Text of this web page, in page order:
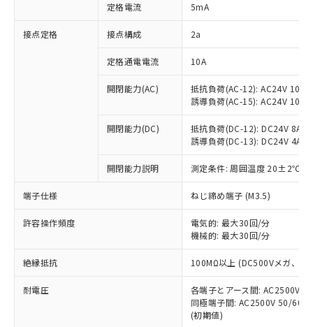
定格電流 5mA
接点定格 接点構成 2a
定格通電電流 10A
開閉能力(AC)
抵抗負荷(AC-12): AC24V 10A/
誘導負荷(AC-15): AC24V
開閉能力(DC)
抵抗負荷(DC-12): DC24V 8A/
誘導負荷(DC-13): DC24V 4A/
開閉能力説明 測定条件: 周囲温度 20±2℃、
端子仕様 ねじ締め端子 (M3.5)
許容操作頻度
電気的: 最大30回/分
機械的: 最大30回/分
絶縁抵抗 100MΩ以上 (DC500Vメガ、点
耐電圧
各端子とアース間: AC2500V
同極端子間: AC2500V 50/
(初期値)
ご利用条件
以下の条件をお読みいただき、同意のうえ
ご利用ください。
本サービスは、当社制御機器事業取扱
商品の当社在庫状況および標準価格
(税抜)を提供させていただくもので
当社制御機器事業取扱商品の中には、
本サービスの対象外となる商品もある
ことをご了承ください。
在庫状況および標準価格照会結果は、
記載している更新日時点での社内デー
タに基づき作成されるものであり、閲
覧された時点での実際の在庫および標
準価格とは異なる場合があることをご
対応済み：EU RoHS指令（10物質）の
非含有に対応した製品が提供可能な商品で
す。
対応予定：EU RoHS指令（10物質）の非含
有に対応した製品に切り替える予定のある
対応予定なし：EU RoHS指令（10物質）の
非含有に非対応の商品で、対応品を出す予
定はありません。
調査・確認中：EU RoHS指令（10物質）の
非含有の対応状況を調査中または確認中の
非該当品：ライセンス料など無形物で、有
害物質有無と関係のない商品です。
仕入先様の事情により、非含有部品として
いたものが、含有品と判明した場合などや
むを得ず変更することがあります。
六価クロム(Cr(Ⅵ)) 1000ppm以下、ポリ臭化ビフェニル
類(PBB) 1000ppm以下、ポリ臭化ジフェニルエーテル類
「○」：最大均質材料含有率が中国RoHSの
基準値以下であることを示します。
「×」：最大均質材料含有率が中国RoHSの
基準値を超えていることを示します。
「－」：未確認です。当社販売部門へお問
*中国RoHS10物質の基準値 (GB/T26572)：
Pb(鉛) :1000ppm、 Hg(水銀) : 1000ppm、 Cd(カドミウ
Cr(Ⅵ)(六価クロム) : 1000ppm、 PBBs(ポリ臭化ビフェ
当社は、これら貴社製品のうち、外国
為替および外国貿易法に定める商品
（以下｢規制貨物等」という）を輸出
または国外への提供する場合は、日本
国政府の輸出許可(または役務取引許
可)を取得するなどの必要な手続きを